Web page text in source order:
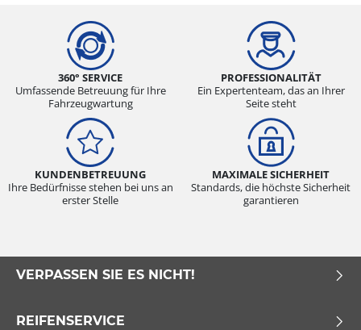
mehr Optionen
360° SERVICE
Umfassende Betreuung für Ihre
Fahrzeugwartung
PROFESSIONALITÄT
Ein Expertenteam, das an Ihrer
Seite steht
KUNDENBETREUUNG
Ihre Bedürfnisse stehen bei uns an
erster Stelle
MAXIMALE SICHERHEIT
Standards, die höchste Sicherheit
garantieren
VERPASSEN SIE ES NICHT!
REIFENSERVICE